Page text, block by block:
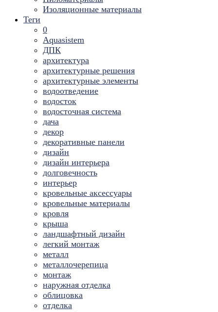
Изоляционные материалы
Теги
0
Aquasistem
ДПК
архитектура
архитектурные решения
архитектурные элементы
водоотведение
водосток
водосточная система
дача
декор
декоративные панели
дизайн
дизайн интерьера
долговечность
интерьер
кровельные аксессуары
кровельные материалы
кровля
крыша
ландшафтный дизайн
легкий монтаж
металл
металлочерепица
монтаж
наружная отделка
облицовка
отделка